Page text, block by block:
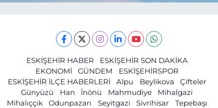
ESKİŞEHİR HABER
ESKİŞEHİR SON DAKİKA
EKONOMİ
GÜNDEM
ESKİŞEHİRSPOR
ESKİŞEHİR İLÇE HABERLERİ
Alpu Beylikova
Çifteler
Günyüzü
Han İnönü Mahmudiye
Mihalgazi
Mihalıççık
Odunpazarı Seyitgazi Sivrihisar
Tepebaşı